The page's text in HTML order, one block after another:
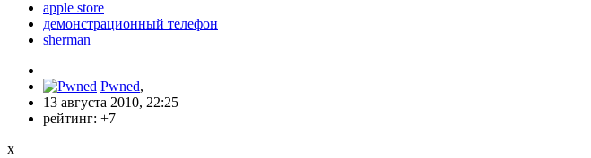
apple store
демонстрационный телефон
sherman
Pwned,
13 августа 2010, 22:25
рейтинг: +7
x